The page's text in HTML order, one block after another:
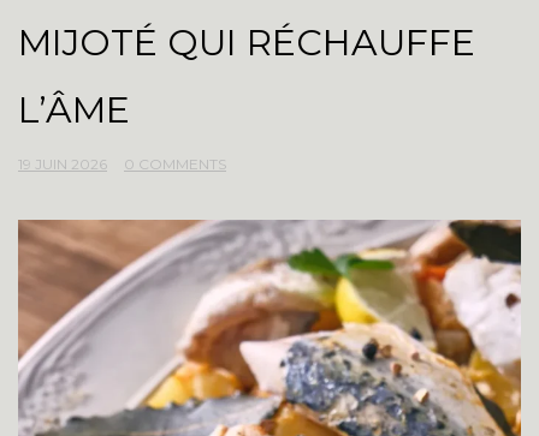
MIJOTÉ QUI RÉCHAUFFE
L’ÂME
19 JUIN 2026 0 COMMENTS